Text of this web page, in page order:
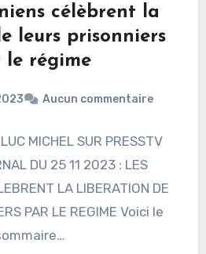
célèbrent la
leurs prisonniers
le régime
Aucun commentaire
MICHEL SUR PRESSTV
DU 25 11 2023 : LES
LA LIBERATION DE
PAR LE REGIME Voici le